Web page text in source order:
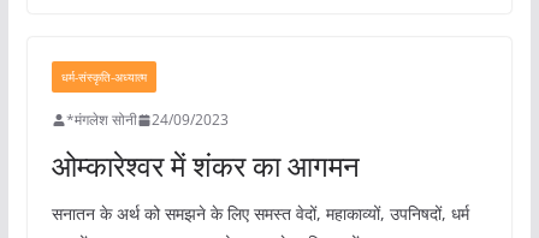
धर्म-संस्कृति-अध्यात्म
*मंगलेश सोनी 24/09/2023
ओम्कारेश्वर में शंकर का आगमन
सनातन के अर्थ को समझने के लिए समस्त वेदों, महाकाव्यों, उपनिषदों, धर्म